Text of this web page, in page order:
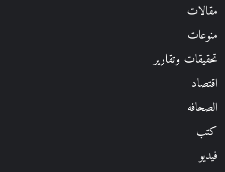
مقالات
منوعات
تحقيقات وتقارير
اقتصاد
الصحافه
كتب
فيديو